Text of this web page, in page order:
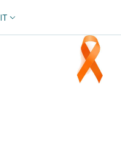
SELETTORE LINGUA:
IT